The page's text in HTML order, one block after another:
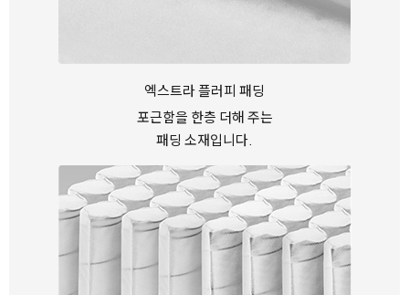
엑스트라 플러피 패딩
포근함을 한층 더해 주는
패딩 소재입니다.